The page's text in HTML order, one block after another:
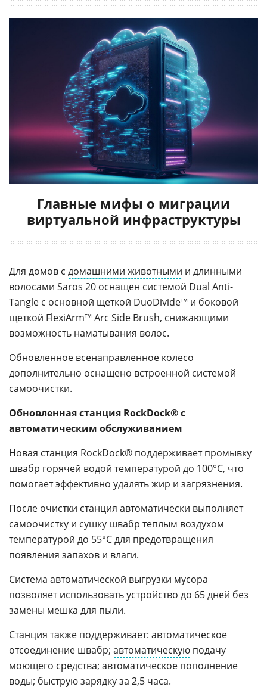
Главные мифы о миграции
виртуальной инфраструктуры
Для домов с домашними животными и длинными
волосами Saros 20 оснащен системой Dual Anti-
Tangle с основной щеткой DuoDivide™ и боковой
щеткой FlexiArm™ Arc Side Brush, снижающими
возможность наматывания волос.
Обновленное всенаправленное колесо
дополнительно оснащено встроенной системой
самоочистки.
Обновленная станция RockDock® с
автоматическим обслуживанием
Новая станция RockDock® поддерживает промывку
швабр горячей водой температурой до 100°C, что
помогает эффективно удалять жир и загрязнения.
После очистки станция автоматически выполняет
самоочистку и сушку швабр теплым воздухом
температурой до 55°C для предотвращения
появления запахов и влаги.
Система автоматической выгрузки мусора
позволяет использовать устройство до 65 дней без
замены мешка для пыли.
Станция также поддерживает: автоматическое
отсоединение швабр; автоматическую подачу
моющего средства; автоматическое пополнение
воды; быструюзарядкуза 2,5 часа.